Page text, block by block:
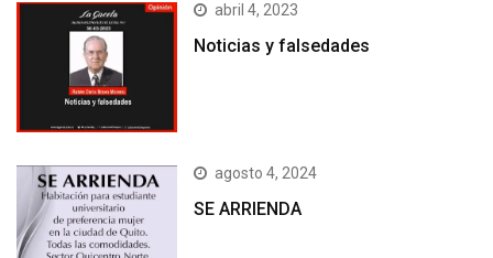
abril 4, 2023
Noticias y falsedades
agosto 4, 2024
SE ARRIENDA